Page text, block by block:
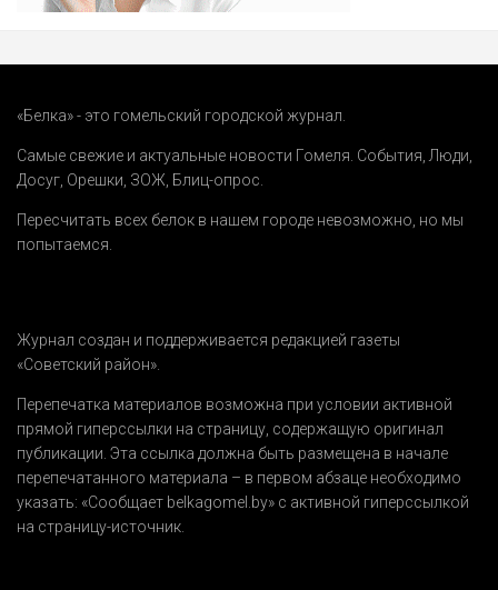
«Белка» - это гомельский городской журнал.
Самые свежие и актуальные новости Гомеля. События,Люди,
Досуг, Орешки, ЗОЖ, Блиц-опрос.
Пересчитать всех белок в нашем городе невозможно, но мы
попытаемся.
Журнал создан и поддерживается редакцией газеты
«Советский район».
Перепечатка материалов возможна при условии активной
прямой гиперссылки на страницу, содержащую оригинал
публикации. Эта ссылка должна быть размещена в начале
перепечатанного материала – в первом абзаце необходимо
указать: «Сообщает belkagomel.by» с активной гиперссылкой
на страницу-источник.